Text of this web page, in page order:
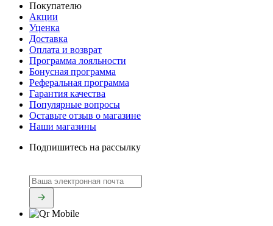
Покупателю
Акции
Уценка
Доставка
Оплата и возврат
Программа лояльности
Бонусная программа
Реферальная программа
Гарантия качества
Популярные вопросы
Оставьте отзыв о магазине
Наши магазины
Подпишитесь на рассылку